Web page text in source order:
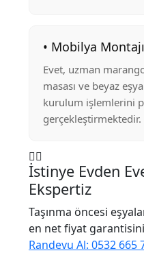
• Mobilya
Evet, uzman
masası ve beyaz
kurulum işlemlerini
gerçekleştirmektedir.
İstinye Evden
Ekspertiz
Taşınma öncesi
en net fiyat
Randevu Al: 0532 665